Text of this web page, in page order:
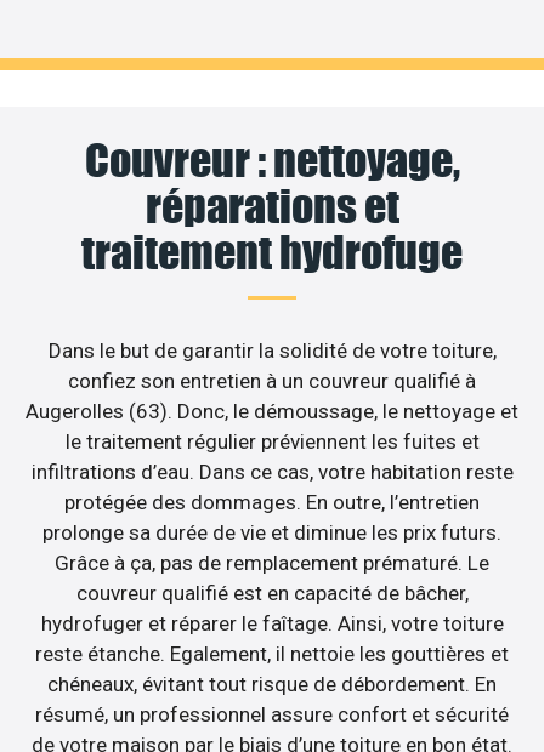
Couvreur : nettoyage,
réparations et
traitement hydrofuge
Dans le but de garantir la solidité de votre toiture,
confiez son entretien à un couvreur qualifié à
Augerolles (63). Donc, le démoussage, le nettoyage et
le traitement régulier préviennent les fuites et
infiltrations d’eau. Dans ce cas, votre habitation reste
protégée des dommages. En outre, l’entretien
prolonge sa durée de vie et diminue les prix futurs.
Grâce à ça, pas de remplacement prématuré. Le
couvreur qualifié est en capacité de bâcher,
hydrofuger et réparer le faîtage. Ainsi, votre toiture
reste étanche. Egalement, il nettoie les gouttières et
chéneaux, évitant tout risque de débordement. En
résumé, un professionnel assure confort et sécurité
de votre maison par le biais d’une toiture en bon état.